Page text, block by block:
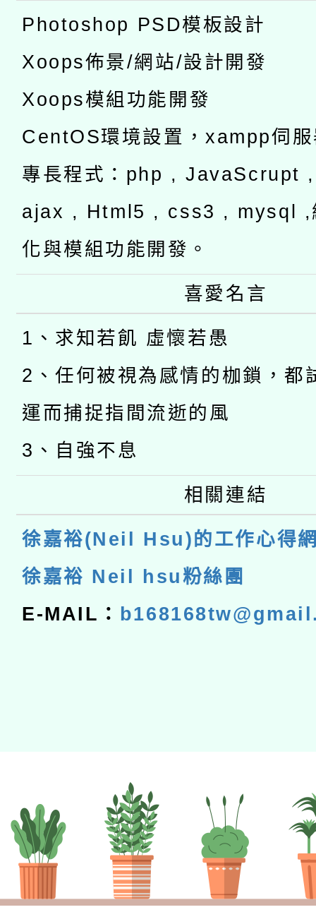
Photoshop PSD模板設計
Xoops佈景/網站/設計開發
Xoops模組功能開發
CentOS環境設置，xampp伺
專長程式：php , JavaScrupt
ajax , Html5 , css3 , mysql ,
化與模組功能開發。
喜愛名言
1、求知若飢 虛懷若愚
2、任何被視為感情的枷鎖，都
運而捕捉指間流逝的風
3、自強不息
相關連結
徐嘉裕(Neil Hsu)的工作心得
徐嘉裕 Neil hsu粉絲團
E-MAIL：